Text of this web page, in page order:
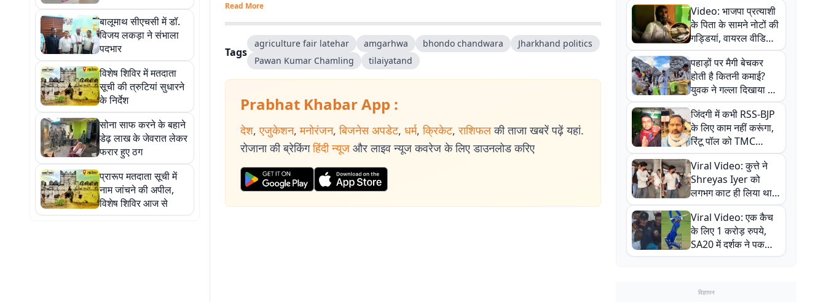
बालूमाथ सीएचसी में डॉ.
विजय लकड़ा ने संभाला
पदभार
विशेष शिविर में मतदाता
सूची की त्रुटियां सुधारने
के निर्देश
सोना साफ करने के बहाने
डेढ़ लाख के जेवरात लेकर
फरार हुए ठग
प्रारूप मतदाता सूची में
नाम जांचने की अपील,
विशेष शिविर आज से
Read More
Tags
agriculture fair latehar amgarhwa bhondo chandwara
Jharkhand politics
Pawan Kumar Chamling
tilaiyatand
Prabhat Khabar App :
देश, एजुकेशन, मनोरंजन, बिजनेस अपडेट, धर्म, क्रिकेट, राशिफल की ताजा खबरें पढ़ें यहां.
रोजाना की ब्रेकिंग हिंदी न्यूज और लाइव न्यूज कवरेज के लिए डाउनलोड करिए
Video: भाजपा प्रत्याशी
के पिता के सामने नोटों की
गड्डियां, वायरल वीडियो
से राजनीति में उबाल,
अजित महतो बोले- TMC
की गंदी चाल
पहाड़ों पर मैगी बेचकर
होती है कितनी कमाई?
युवक ने गल्ला दिखाया तो
नौकरी वालों के खड़े हो गए
कान
जिंदगी में कभी RSS-BJP
के लिए काम नहीं करूंगा,
रिंटू पॉल को TMC
ऑफिस में ले जाकर पीटा,
Video वायरल
Viral Video: कुत्ते ने
Shreyas Iyer को
लगभग काट ही लिया था,
न्यूजीलैंड सीरीज से पहले
बाल-बाल बचे
Viral Video: एक कैच
के लिए 1 करोड़ रुपये,
SA20 में दर्शक ने पकड़ा
एक हाथ से गजब का कैच
विज्ञापन